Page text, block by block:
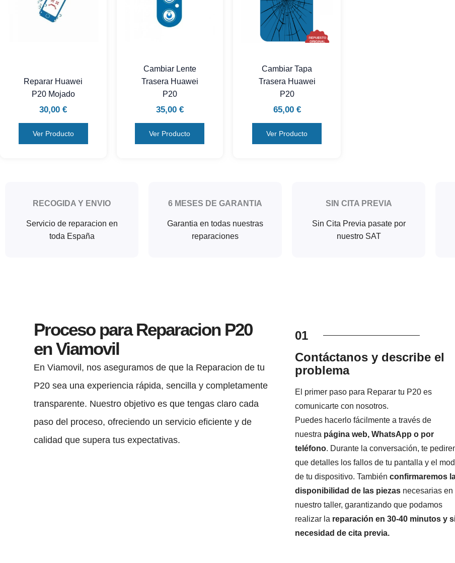
Reparar Huawei
P20 Mojado
30,00€
Ver Producto
Cambiar Lente
Trasera Huawei
P20
35,00 €
Ver Producto
Cambiar Tapa
Trasera Huawei
P20
65,00 €
Ver Producto
RECOGIDA Y ENVIO
Servicio de reparacion en
toda España
6 MESES DE GARANTIA
Garantia en todas nuestras
reparaciones
SIN CITA PREVIA
Sin Cita Previa pasate por
nuestro SAT
Proceso para Reparacion P20
en Viamovil
En Viamovil, nos aseguramos de que la Reparacion de tu
P20 sea una experiencia rápida, sencilla y completamente
transparente. Nuestro objetivo es que tengas claro cada
paso del proceso, ofreciendo un servicio eficiente y de
calidad que supera tus expectativas.
01
Contáctanos y describe el
problema
El primer paso para Reparar tu P20 es
comunicarte con nosotros.
Puedes hacerlo fácilmente a través de
nuestra página web, WhatsApp o por
teléfono. Durante la conversación, te
que detalles los fallos de tu pantalla y el
de tu dispositivo. También confirmaremos
disponibilidad de las piezasnecesarias en
nuestro taller, garantizando que podamos
realizar la reparación en 30-40 minutos y
necesidad de cita previa.